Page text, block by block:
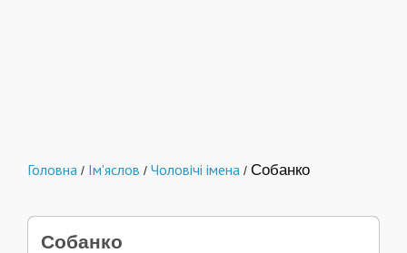
Головна / Ім'яслов / Чоловічі імена / Собанко
Собанко